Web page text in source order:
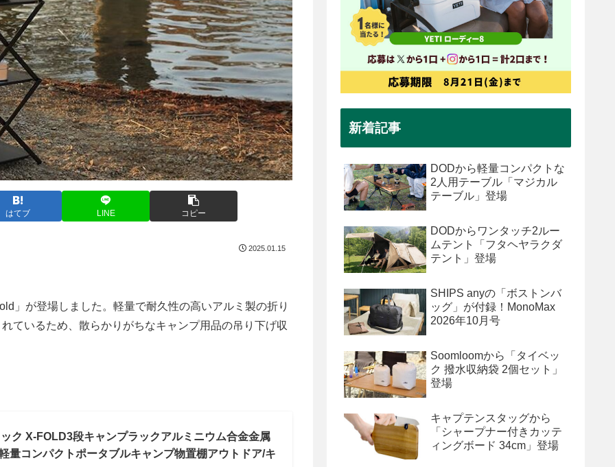
はてブ LINE コピー
2025.01.15
」が登場しました。軽量で耐久性の高いアルミ製の折り
ているため、散らかりがちなキャンプ用品の吊り下げ収
ク X-FOLD3段キャンプラックアルミニウム合金金属
量コンパクトポータブルキャンプ物置棚アウトドア/キ
新着記事
DODから軽量コンパクトな
2人用テーブル「マジカル
テーブル」登場
DODからワンタッチ2ルー
ムテント「フタヘヤラクダ
テント」登場
SHIPS anyの「ボストンバ
ッグ」が付録！MonoMax
2026年10月号
Soomloomから「タイベッ
ク 撥水収納袋 2個セット」
登場
キャプテンスタッグから
「シャープナー付きカッテ
ィングボード 34cm」登場